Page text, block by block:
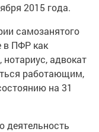
2015 года.
самозанятого
в ПФР как
адвокат
работающим,
на 31
деятельность